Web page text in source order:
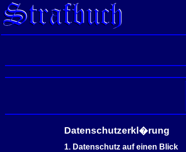
Datenschutzerkl�rung
1. Datenschutz auf einen Blick